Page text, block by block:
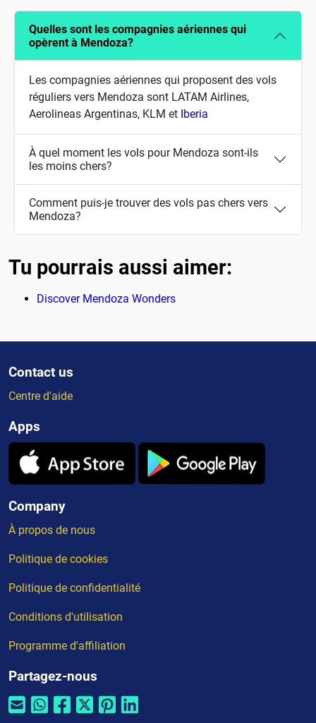
Quelles sont les compagnies aériennes qui
opèrent à Mendoza?
Les compagnies aériennes qui proposent des vols
réguliers vers Mendoza sont LATAM Airlines,
Aerolineas Argentinas, KLM et Iberia
À quel moment les vols pour Mendoza sont-ils
les moins chers?
Comment puis-je trouver des vols pas chers vers
Mendoza?
Tu pourrais aussi aimer:
Discover Mendoza Wonders
Contact us
Centre d'aide
Apps
Company
À propos de nous
Politique de cookies
Politique de confidentialité
Conditions d'utilisation
Programme d'affiliation
Partagez-nous